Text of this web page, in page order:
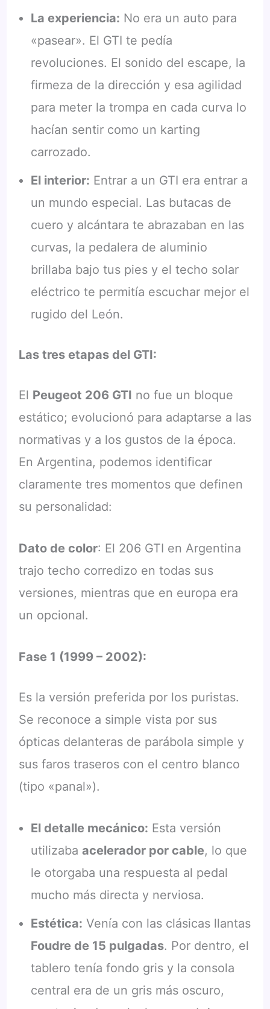
La experiencia: No era un auto para
«pasear». El GTI te pedía
revoluciones. El sonido del escape, la
firmeza de la dirección y esa agilidad
para meter la trompa en cada curva lo
hacían sentir como un karting
carrozado.
El interior: Entrar a un GTI era entrar a
un mundo especial. Las butacas de
cuero y alcántara te abrazaban en las
curvas, la pedalera de aluminio
brillaba bajo tus pies y el techo solar
eléctrico te permitía escuchar mejor el
rugido del León.
Las tres etapas del GTI:
El Peugeot 206 GTI no fue un bloque
estático; evolucionó para adaptarse a las
normativas y a los gustos de la época.
En Argentina, podemos identificar
claramente tres momentos que definen
su personalidad:
Dato de color: El 206 GTI en Argentina
trajo techo corredizo en todas sus
versiones, mientras que en europa era
un opcional.
Fase 1 (1999 – 2002):
Es la versión preferida por los puristas.
Se reconoce a simple vista por sus
ópticas delanteras de parábola simple y
sus faros traseros con el centro blanco
(tipo «panal»).
El detalle mecánico: Esta versión
utilizaba acelerador por cable, lo que
le otorgaba una respuesta al pedal
mucho más directa y nerviosa.
Estética: Venía con las clásicas llantas
Foudre de 15 pulgadas. Por dentro, el
tablero tenía fondo gris y la consola
central era de un gris más oscuro,